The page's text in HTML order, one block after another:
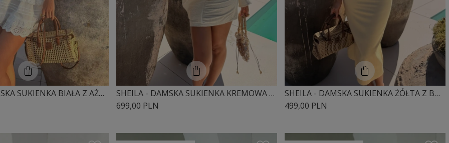
SHEILA - DAMSKA SUKIENKA BIAŁA Z AŻUROWYMI TAŚMAMI 'SOLLER'
SHEILA - DAMSKA SUKIENKA KREMOWA ZE STRUKTURALNEJ DZIANINY 'TULUM'
699,00 PLN
SHEILA - DAMSKA SUKIENKA ŻÓŁTA Z BUFKAMI MIDI 'SOLEILA'
499,00 PLN